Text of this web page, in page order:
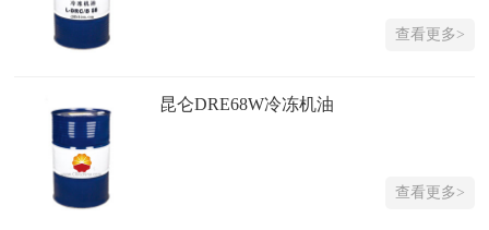
查看更多>
昆仑DRE68W冷冻机油
查看更多>